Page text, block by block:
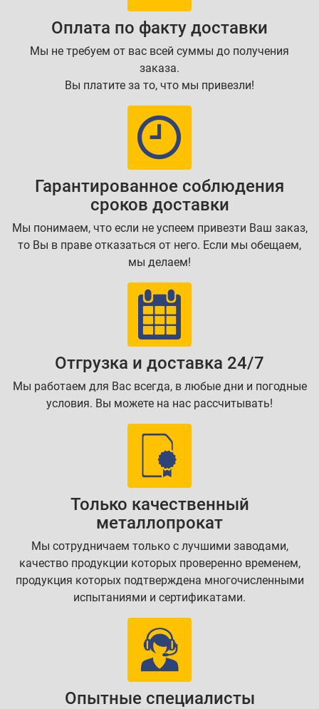
Оплата по факту доставки
Мы не требуем от вас всей суммы до получения
заказа.
Вы платите за то, что мы привезли!
Гарантированное соблюдения
сроков доставки
Мы понимаем, что если не успеем привезти Ваш заказ,
то Вы в праве отказаться от него. Если мы обещаем,
мы делаем!
Отгрузка и доставка 24/7
Мы работаем для Вас всегда, в любые дни и погодные
условия. Вы можете на нас рассчитывать!
Только качественный
металлопрокат
Мы сотрудничаем только с лучшими заводами,
качество продукции которых проверенно временем,
продукция которых подтверждена многочисленными
испытаниями и сертификатами.
Опытные специалисты